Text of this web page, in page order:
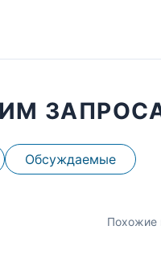
Обсуждаемые
Похожие